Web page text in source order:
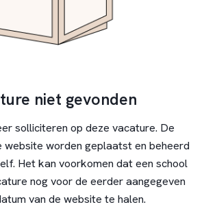
niet gevonden
solliciteren op deze vacature. De
website worden geplaatst en beheerd
Het kan voorkomen dat een school
nog voor de eerder aangegeven
van de website te halen.